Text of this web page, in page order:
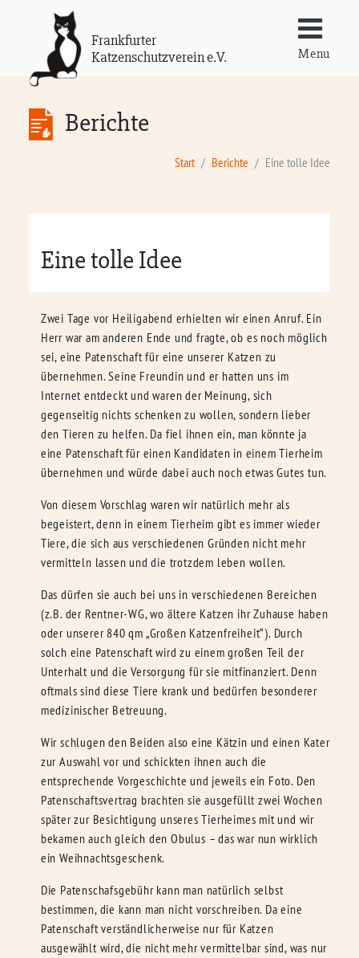
Frankfurter
Katzenschutzverein e.V.
Menu
Berichte
Start Berichte Eine tolle Idee
Eine tolle Idee
Zwei Tage vor Heiligabend erhielten wir einen Anruf. Ein
Herr war am anderen Ende und fragte, ob es noch möglich
sei, eine Patenschaft für eine unserer Katzen zu
übernehmen. Seine Freundin und er hatten uns im
Internet entdeckt und waren der Meinung, sich
gegenseitig nichts schenken zu wollen, sondern lieber
den Tieren zu helfen. Da fiel ihnen ein, man könnte ja
eine Patenschaft für einen Kandidaten in einem Tierheim
übernehmen und würde dabei auch noch etwas Gutes tun.
Von diesem Vorschlag waren wir natürlich mehr als
begeistert, denn in einem Tierheim gibt es immer wieder
Tiere, die sich aus verschiedenen Gründen nicht mehr
vermitteln lassen und die trotzdem leben wollen.
Das dürfen sie auch bei uns in verschiedenen Bereichen
(z.B. der Rentner-WG, wo ältere Katzen ihr Zuhause haben
oder unserer 840 qm „Großen Katzenfreiheit“). Durch
solch eine Patenschaft wird zu einem großen Teil der
Unterhalt und die Versorgung für sie mitfinanziert. Denn
oftmals sind diese Tiere krank und bedürfen besonderer
medizinischer Betreuung.
Wir schlugen den Beiden also eine Kätzin und einen Kater
zur Auswahl vor und schickten ihnen auch die
entsprechende Vorgeschichte und jeweils ein Foto. Den
Patenschaftsvertrag brachten sie ausgefüllt zwei Wochen
später zur Besichtigung unseres Tierheimes mit und wir
bekamen auch gleich den Obulus – das war nun wirklich
ein Weihnachtsgeschenk.
Die Patenschafsgebühr kann man natürlich selbst
bestimmen, die kann man nicht vorschreiben. Da eine
Patenschaft verständlicherweise nur für Katzen
ausgewählt wird, die nicht mehr vermittelbar sind, was nur